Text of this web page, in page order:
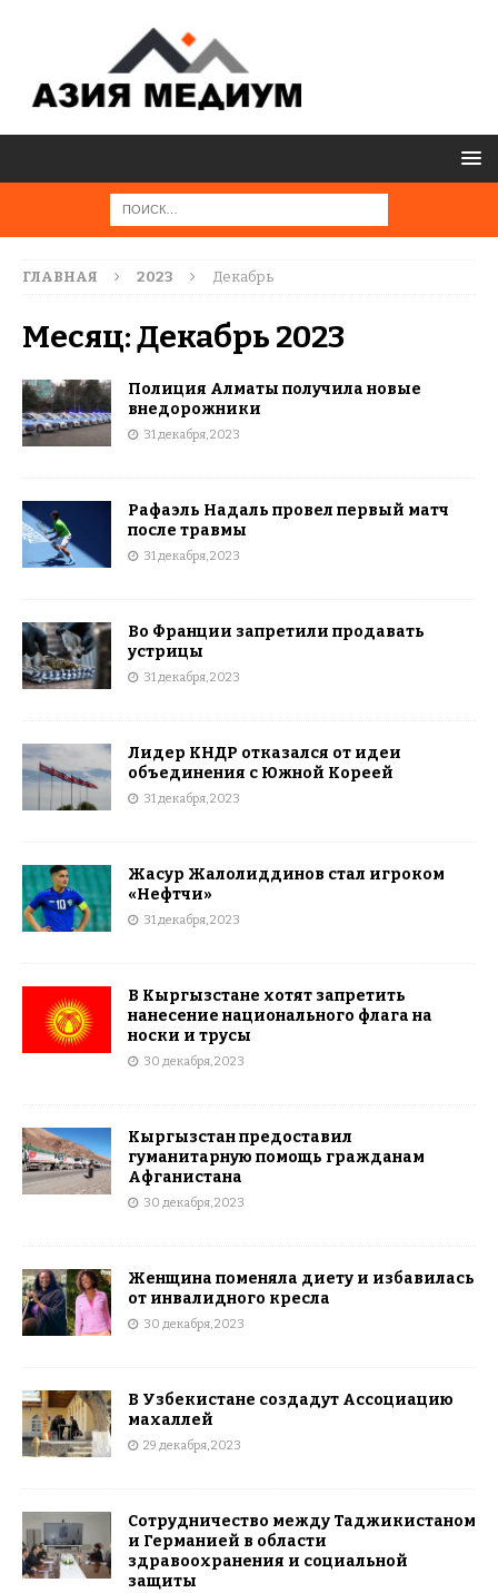
ГЛАВНАЯ 2023 Декабрь
Месяц:Декабрь 2023
Полиция Алматы получила новые
внедорожники
31 декабря, 2023
Рафаэль Надаль провел первый матч
после травмы
31 декабря, 2023
Во Франции запретили продавать
устрицы
31 декабря, 2023
Лидер КНДР отказался от идеи
объединения с Южной Кореей
31 декабря, 2023
Жасур Жалолиддинов стал игроком
«Нефтчи»
31 декабря, 2023
В Кыргызстане хотят запретить
нанесение национального флага на
носки и трусы
30 декабря, 2023
Кыргызстан предоставил
гуманитарную помощь гражданам
Афганистана
30 декабря, 2023
Женщина поменяла диету и избавилась
от инвалидного кресла
30 декабря, 2023
В Узбекистане создадут Ассоциацию
махаллей
29 декабря, 2023
Сотрудничество между Таджикистаном
и Германией в области
здравоохранения и социальной
защиты